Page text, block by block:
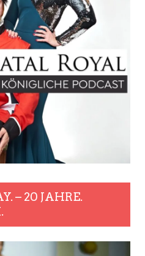
– 20 JAHRE.